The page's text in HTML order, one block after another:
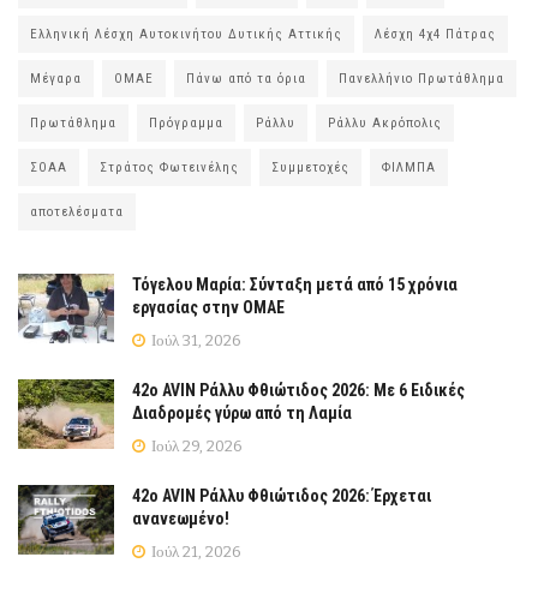
Ελληνική Λέσχη Αυτοκινήτου Δυτικής Αττικής Λέσχη 4χ4 Πάτρας
Μέγαρα ΟΜΑΕ Πάνω από τα όρια Πανελλήνιο Πρωτάθλημα
Πρωτάθλημα Πρόγραμμα Ράλλυ Ράλλυ Ακρόπολις
ΣΟΑΑ Στράτος Φωτεινέλης Συμμετοχές ΦΙΛΜΠΑ
αποτελέσματα
Τόγελου Μαρία: Σύνταξη μετά από 15 χρόνια
εργασίας στην ΟΜΑΕ
Ιούλ 31, 2026
42ο AVIN Ράλλυ Φθιώτιδος 2026: Με 6 Ειδικές
Διαδρομές γύρω από τη Λαμία
Ιούλ 29, 2026
42ο AVIN Ράλλυ Φθιώτιδος 2026: Έρχεται
ανανεωμένο!
Ιούλ 21, 2026